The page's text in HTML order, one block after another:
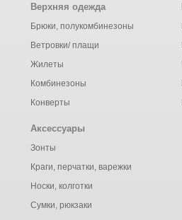
Верхняя одежда
Брюки, полукомбинезоны
Ветровки/ плащи
Жилеты
Комбинезоны
Конверты
Аксессуары
Зонты
Краги, перчатки, варежки
Носки, колготки
Сумки, рюкзаки